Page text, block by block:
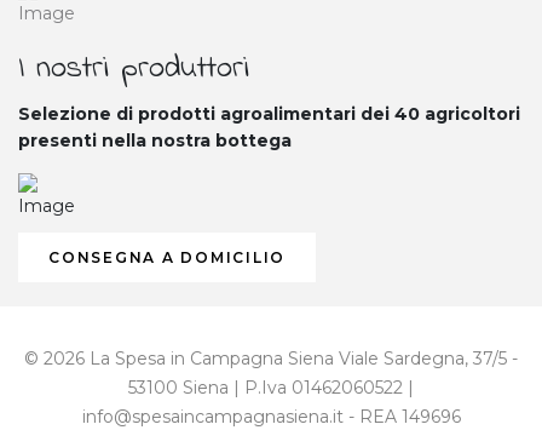
I nostri produttori
Selezione di prodotti agroalimentari dei 40 agricoltori
presenti nella nostra bottega
CONSEGNA A DOMICILIO
© 2026 La Spesa in Campagna Siena Viale Sardegna, 37/5 -
53100 Siena | P.Iva 01462060522 |
info@spesaincampagnasiena.it - REA 149696